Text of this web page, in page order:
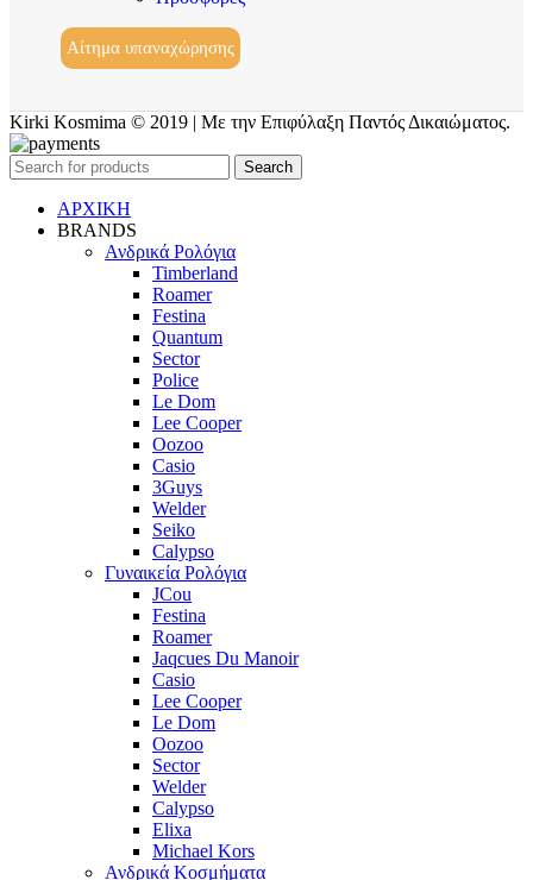
Αίτημα υπαναχώρησης
Kirki Kosmima © 2019 | Με την Επιφύλαξη Παντός Δικαιώματος.
Search
ΑΡΧΙΚΗ
BRANDS
Ανδρικά Ρολόγια
Timberland
Roamer
Festina
Quantum
Sector
Police
Le Dom
Lee Cooper
Oozoo
Casio
3Guys
Welder
Seiko
Calypso
Γυναικεία Ρολόγια
JCou
Festina
Roamer
Jaqcues Du Manoir
Casio
Lee Cooper
Le Dom
Oozoo
Sector
Welder
Calypso
Elixa
Michael Kors
Ανδρικά Κοσμήματα